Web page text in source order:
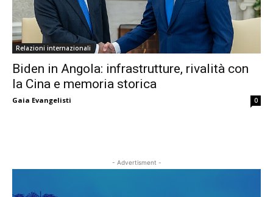
Relazioni internazionali
Biden in Angola: infrastrutture, rivalità con
la Cina e memoria storica
Gaia Evangelisti 0
- Advertisment -